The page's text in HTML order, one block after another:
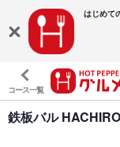
はじめて
コース一覧
鉄板バル